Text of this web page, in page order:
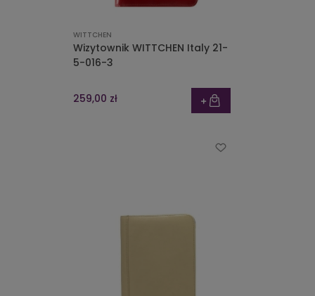
WITTCHEN
Wizytownik WITTCHEN Italy 21-
5-016-3
259,00 zł